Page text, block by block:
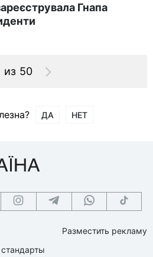
Гнапа
из 50
ДА НЕТ
Разместить рекламу